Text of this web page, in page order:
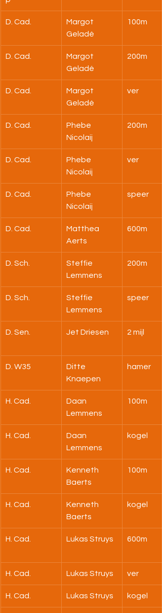
D. Cad.
Margot
Geladé
100m
D. Cad.
Margot
Geladé
200m
D. Cad.
Margot
Geladé
ver
D. Cad.
Phebe
Nicolaij
200m
D. Cad.
Phebe
Nicolaij
ver
D. Cad.
Phebe
Nicolaij
speer
D. Cad.
Matthea
Aerts
600m
D. Sch.
Steffie
Lemmens
200m
D. Sch.
Steffie
Lemmens
speer
D. Sen. Jet Driesen 2 mijl
D. W35
Ditte
Knaepen
hamer
H. Cad.
Daan
Lemmens
100m
H. Cad.
Daan
Lemmens
kogel
H. Cad.
Kenneth
Baerts
100m
H. Cad.
Kenneth
Baerts
kogel
H. Cad. Lukas Struys 600m
H. Cad. Lukas Struys ver
H. Cad. Lukas Struys kogel